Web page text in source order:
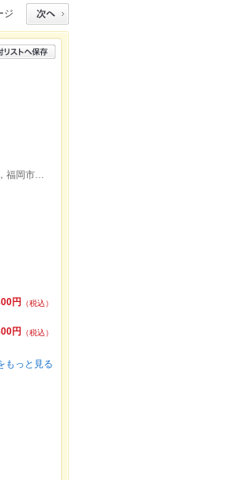
ジ
福岡市地下鉄空港線東比恵駅2出口より徒歩約13分/福岡市地下鉄空港線，福岡市地下鉄七隈線博多駅東５出口より徒歩約17分
円
（税込）
円
（税込）
もっと見る